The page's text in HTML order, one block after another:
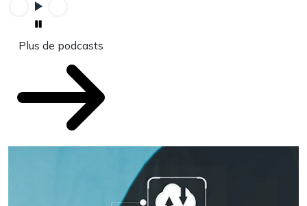
Plus de podcasts